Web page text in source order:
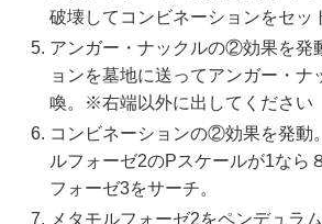
破壊してコンビネーションをセッ
アンガー・ナックルの②効果を発
ョンを墓地に送ってアンガー・ナ
喚。※右端以外に出してください
コンビネーションの②効果を発動
ルフォーゼ2のPスケールが1なら
フォーゼ3をサーチ。
メタモルフォーゼ2をペンデュラ